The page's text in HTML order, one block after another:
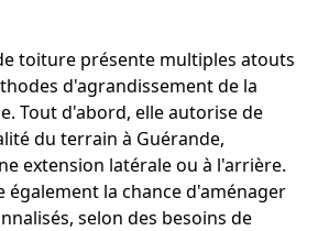
toiture présente multiples atouts
d'agrandissement de la
Tout d'abord, elle autorise de
du terrain à Guérande,
extension latérale ou à l'arrière.
également la chance d'aménager
selon des besoins de